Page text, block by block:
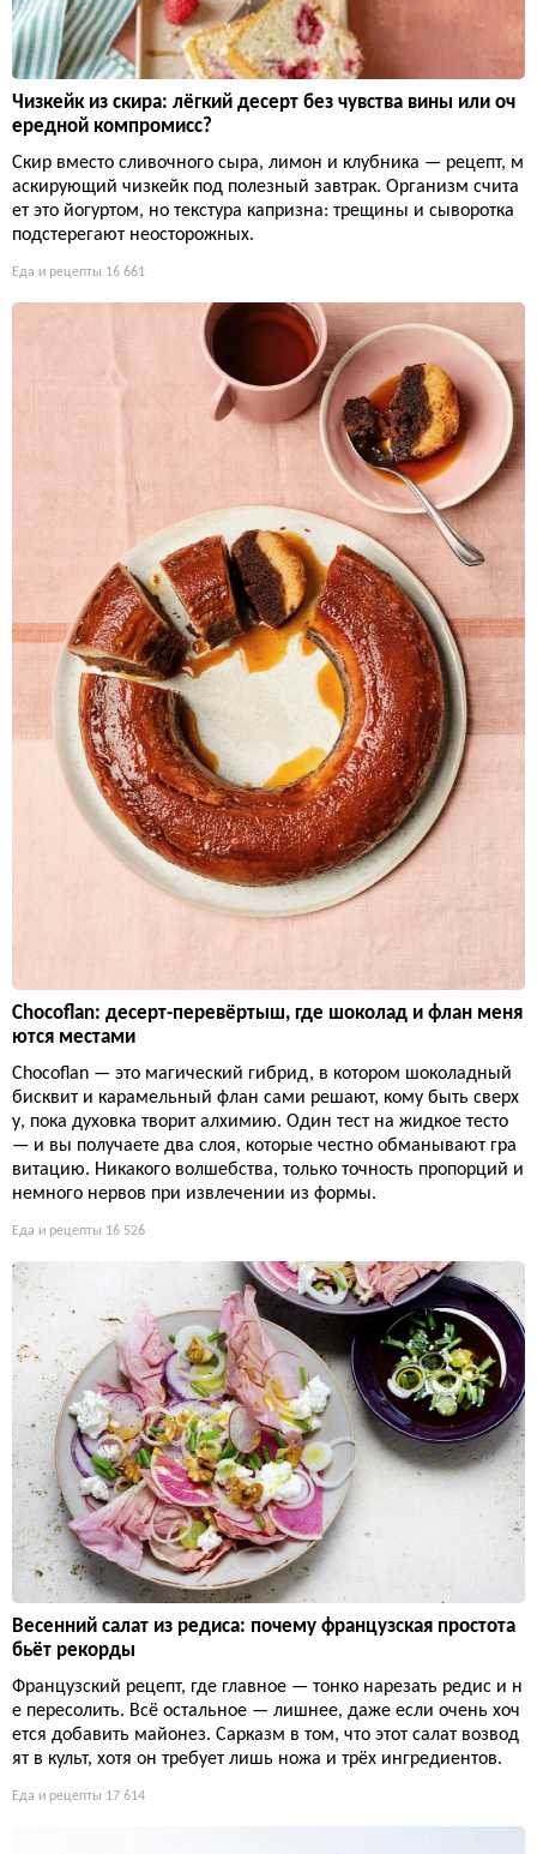
Чизкейк из скира: лёгкий десерт без чувства вины или оч
ередной компромисс?
Скир вместо сливочного сыра, лимон и клубника — рецепт, м
аскирующий чизкейк под полезный завтрак. Организм счита
ет это йогуртом, но текстура капризна: трещины и сыворотка
подстерегают неосторожных.
Еда и рецепты 16 661
Chocoflan: десерт-перевёртыш, где шоколад и флан меня
ются местами
Chocoflan — это магический гибрид, в котором шоколадный
бисквит и карамельный флан сами решают, кому быть сверх
у, пока духовка творит алхимию. Один тест на жидкое тесто
— и вы получаете два слоя, которые честно обманывают гра
витацию. Никакого волшебства, только точность пропорций и
немного нервов при извлечении из формы.
Еда и рецепты 16 526
Весенний салат из редиса: почему французская простота
бьёт рекорды
Французский рецепт, где главное — тонко нарезать редис и н
е пересолить. Всё остальное — лишнее, даже если очень хоч
ется добавить майонез. Сарказм в том, что этот салат возвод
ят в культ, хотя он требует лишь ножа и трёх ингредиентов.
Еда и рецепты 17 614